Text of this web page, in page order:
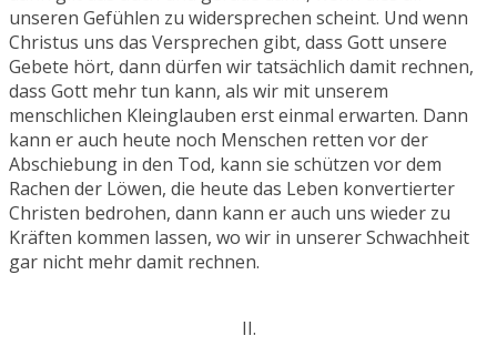
unseren Gefühlen zu widersprechen scheint. Und wenn
Christus uns das Versprechen gibt, dass Gott unsere
Gebete hört, dann dürfen wir tatsächlich damit rechnen,
dass Gott mehr tun kann, als wir mit unserem
menschlichen Kleinglauben erst einmal erwarten. Dann
kann er auch heute noch Menschen retten vor der
Abschiebung in den Tod, kann sie schützen vor dem
Rachen der Löwen, die heute das Leben konvertierter
Christen bedrohen, dann kann er auch uns wieder zu
Kräften kommen lassen, wo wir in unserer Schwachheit
gar nicht mehr damit rechnen.
II.